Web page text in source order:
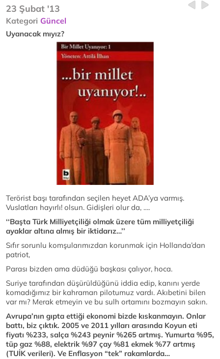
23 Şubat '13
Kategori Güncel
Uyanacak mıyız?
Terörist başı tarafından seçilen heyet ADA’ya varmış.
Vuslatları hayırlı! olsun. Gidişleri olur da, ….
‘‘Başta Türk Milliyetçiliği olmak üzere tüm milliyetçiliği
ayaklar altına almış bir iktidarız…’’
Sıfır sorunlu komşularımızdan korunmak için Hollanda’dan
patriot,
Parası bizden ama düdüğü başkası çalıyor, hoca.
Suriye tarafından düşürüldüğünü iddia edip, kanını yerde
komadığımız bir kahraman pilotumuz vardı. Akıbetini bilen
var mı? Merak etmeyin ve bu sulh ortamını bozmayın sakın.
Avrupa’nın gıpta ettiği ekonomi bizde kıskanmayın. Onlar
battı, biz çıktık. 2005 ve 2011 yılları arasında Koyun eti
fiyatı %233, salça %243 peynir %265 artmış. Yumurta %95,
tüp gaz %88, elektrik %97 çay %81 ekmek %77 artmış
(TUİK verileri). Ve Enflasyon “tek” rakamlarda…